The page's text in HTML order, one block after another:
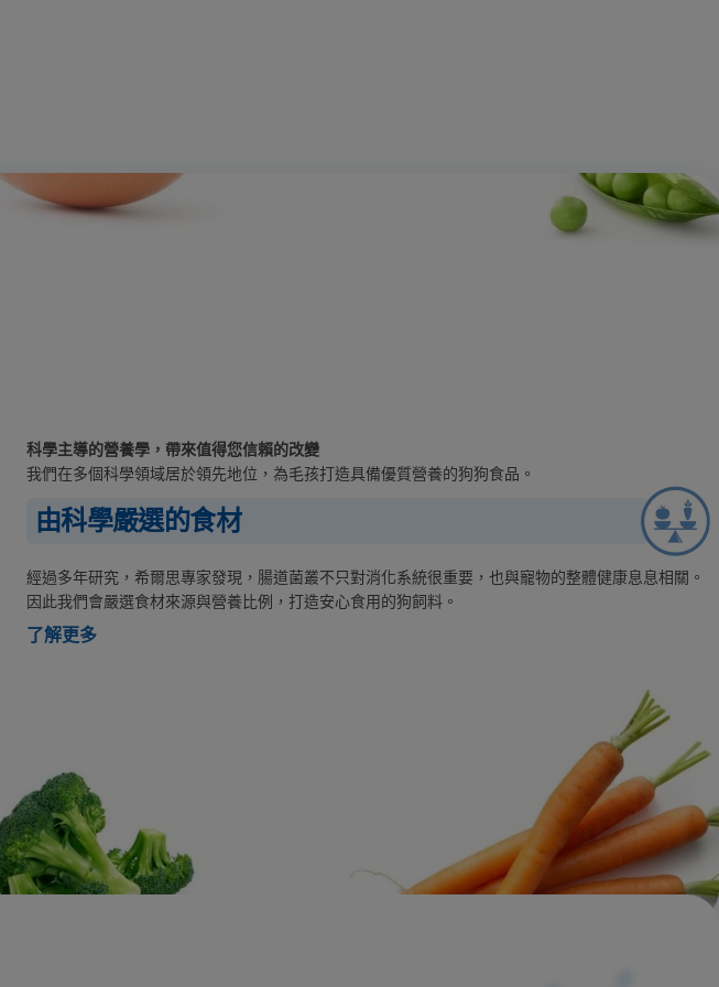
科學主導的營養學，帶來值得您信賴的改變
我們在多個科學領域居於領先地位，為毛孩打造具備優質營養的狗狗食品。
由科學嚴選的食材
經過多年研究，希爾思專家發現，腸道菌叢不只對消化系統很重要，也與寵物的整體健康息息相關。
因此我們會嚴選食材來源與營養比例，打造安心食用的狗飼料。
了解更多